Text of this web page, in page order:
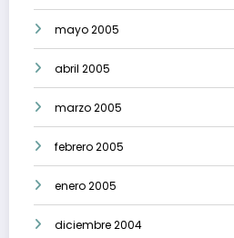
mayo 2005
abril 2005
marzo 2005
febrero 2005
enero 2005
diciembre 2004